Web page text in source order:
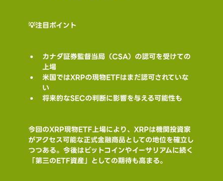
💡注目ポイント
カナダ証券監督当局（CSA）の認可を受けての
上場
米国ではXRPの現物ETFはまだ認可されていな
い
将来的なSECの判断に影響を与える可能性も
今回のXRP現物ETF上場により、XRPは機関投資家
がアクセス可能な正式金融商品としての地位を確立し
つつある。今後はビットコインやイーサリアムに続く
「第三のETF資産」としての期待も高まる。